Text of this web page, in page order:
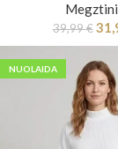
39,99€
NUOLAIDA